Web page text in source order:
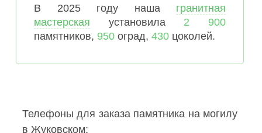
В 2025 году наша гранитная
мастерская установила 2 900
памятников, 950 оград, 430 цоколей.
Телефоны для заказа памятника на могилу
в Жуковском: